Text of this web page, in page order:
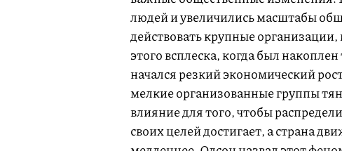
людей и увеличились масштабы
действовать крупные
этого всплеска, когда был
начался резкий экономический
мелкие организованные группы
влияние для того, чтобы
своих целей достигает, а страна